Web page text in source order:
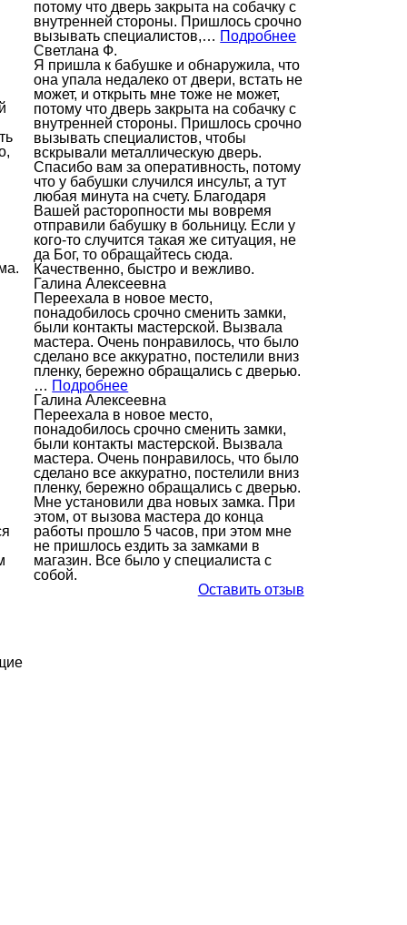
потому что дверь закрыта на собачку с
внутренней стороны. Пришлось срочно
вызывать специалистов,… Подробнее
Светлана Ф.
Я пришла к бабушке и обнаружила, что
она упала недалеко от двери, встать не
может, и открыть мне тоже не может,
потому что дверь закрыта на собачку с
внутренней стороны. Пришлось срочно
вызывать специалистов, чтобы
вскрывали металлическую дверь.
Спасибо вам за оперативность, потому
что у бабушки случился инсульт, а тут
любая минута на счету. Благодаря
Вашей расторопности мы вовремя
отправили бабушку в больницу. Если у
кого-то случится такая же ситуация, не
да Бог, то обращайтесь сюда.
Качественно, быстро и вежливо.
Галина Алексеевна
Переехала в новое место,
понадобилось срочно сменить замки,
были контакты мастерской. Вызвала
мастера. Очень понравилось, что было
сделано все аккуратно, постелили вниз
пленку, бережно обращались с дверью.
… Подробнее
Галина Алексеевна
Переехала в новое место,
понадобилось срочно сменить замки,
были контакты мастерской. Вызвала
мастера. Очень понравилось, что было
сделано все аккуратно, постелили вниз
пленку, бережно обращались с дверью.
Мне установили два новых замка. При
этом, от вызова мастера до конца
работы прошло 5 часов, при этом мне
не пришлось ездить за замками в
магазин. Все было у специалиста с
собой.
Оставить отзыв